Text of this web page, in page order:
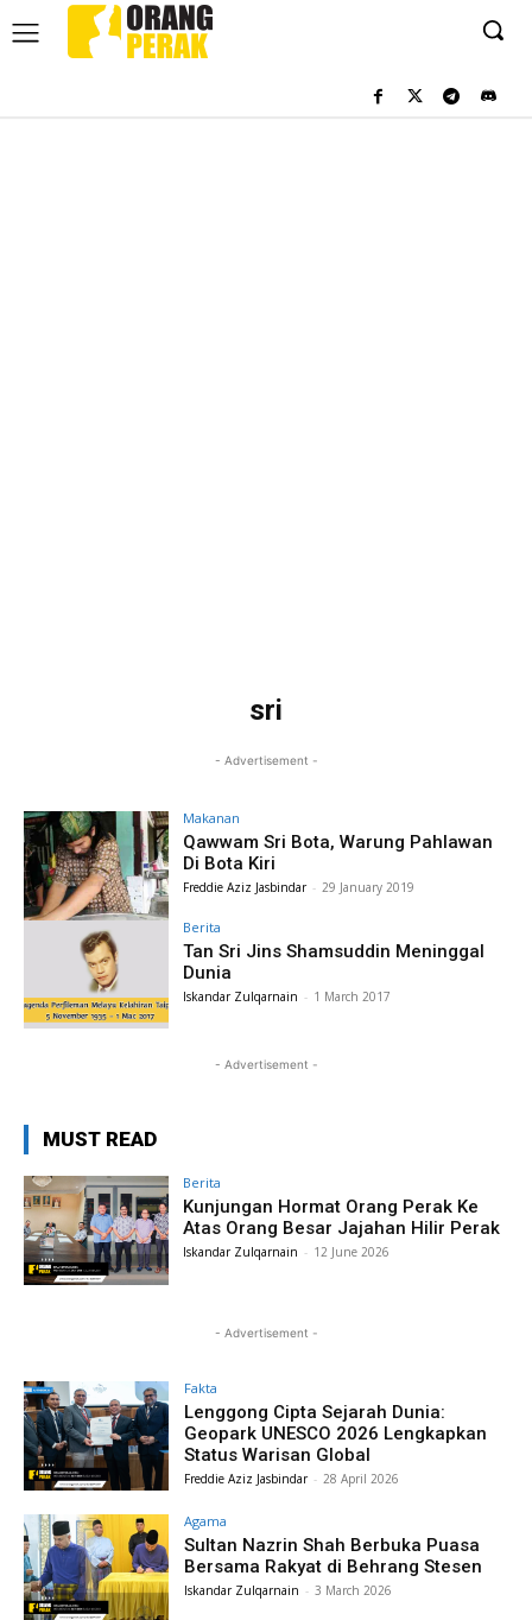
sri
- Advertisement -
Makanan
Qawwam Sri Bota, Warung Pahlawan
Di Bota Kiri
Freddie Aziz Jasbindar - 29 January 2019
Berita
Tan Sri Jins Shamsuddin Meninggal
Dunia
Iskandar Zulqarnain - 1 March 2017
- Advertisement -
MUST READ
Berita
Kunjungan Hormat Orang Perak Ke
Atas Orang Besar Jajahan Hilir Perak
Iskandar Zulqarnain - 12 June 2026
- Advertisement -
Fakta
Lenggong Cipta Sejarah Dunia:
Geopark UNESCO 2026 Lengkapkan
Status Warisan Global
Freddie Aziz Jasbindar - 28 April 2026
Agama
Sultan Nazrin Shah Berbuka Puasa
Bersama Rakyat di Behrang Stesen
Iskandar Zulqarnain - 3 March 2026